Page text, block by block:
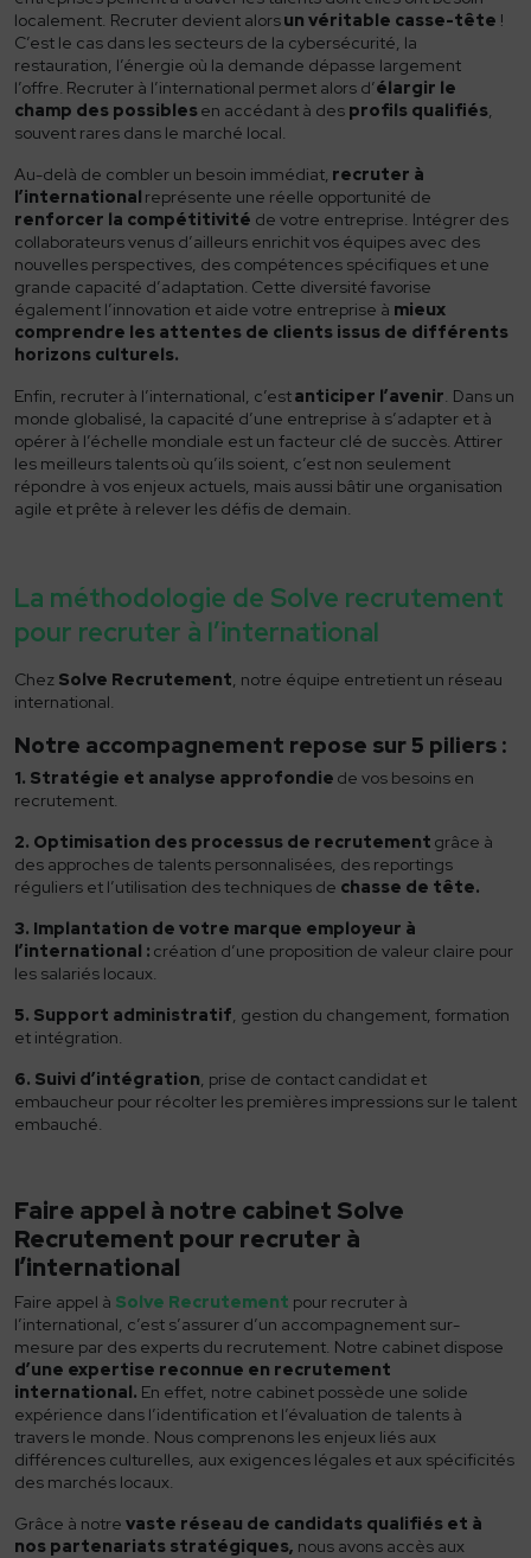
Nos clients
Candidats
Offres d’emploi
Conseils candidats
Processus de recrutement
Ressources
Actualités
Supports RH
Contact
04 78 05 66 16
localement. Recruter devient alorsun véritable casse-tête !
C’est le cas dans les secteurs de la cybersécurité, la
restauration, l’énergie où la demande dépasse largement
l’offre. Recruter à l’international permet alors d’élargir le
champ des possiblesen accédant à des profils qualifiés,
souvent rares dans le marché local.
Au-delà de combler un besoin immédiat, recruter à
l’international représente une réelle opportunité de
renforcer la compétitivité de votre entreprise. Intégrer des
collaborateurs venus d’ailleurs enrichit vos équipes avec des
nouvelles perspectives, des compétences spécifiques et une
grande capacité d’adaptation. Cette diversitéfavorise
également l’innovation et aide votre entreprise à mieux
comprendre les attentes de clients issus de différents
horizons culturels.
Enfin, recruter à l’international, c’estanticiper l’avenir. Dans un
monde globalisé, la capacité d’une entreprise à s’adapter et à
opérer à l’échelle mondiale est un facteur clé de succès. Attirer
les meilleurs talentsoù qu’ils soient, c’est non seulement
répondre à vos enjeux actuels, mais aussi bâtir une organisation
agile et prête à relever les défis de demain.
La méthodologie de Solve recrutement
pour recruter à l’international
Chez Solve Recrutement, notre équipe entretient un réseau
international.
Notre accompagnement repose sur 5 piliers :
1. Stratégie et analyse approfondie de vos besoins en
recrutement.
2. Optimisation des processus de recrutement grâce à
des approches de talents personnalisées, des reportings
réguliers et l’utilisation des techniques de chasse de tête.
3. Implantation de votre marque employeur à
l’international : création d’une proposition de valeur claire pour
les salariés locaux.
5. Support administratif, gestion du changement, formation
et intégration.
6. Suivi d’intégration, prise de contact candidat et
embaucheur pour récolter les premières impressions sur le talent
embauché.
Faire appel à notre cabinet Solve
Recrutement pour recruter à
l’international
Faire appel à Solve Recrutement pour recruter à
l’international, c’est s’assurer d’un accompagnement sur-
mesure par des experts du recrutement. Notre cabinet dispose
d’une expertise reconnue en recrutement
international. En effet, notre cabinet possède une solide
expérience dans l’identification et l’évaluation de talents à
travers le monde. Nous comprenons les enjeux liés aux
différences culturelles, aux exigences légales et aux spécificités
des marchés locaux.
Grâce à notre vaste réseau de candidats qualifiés et à
nos partenariats stratégiques, nous avons accès aux